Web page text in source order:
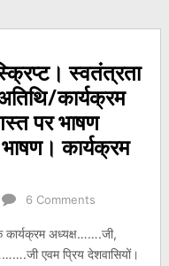
स्वतंत्रता
कार्यक्रम
पर भाषण
कार्यक्रम
6 Comments
अध्यक्ष…….जी,
एवम प्रिय देशवासियों।